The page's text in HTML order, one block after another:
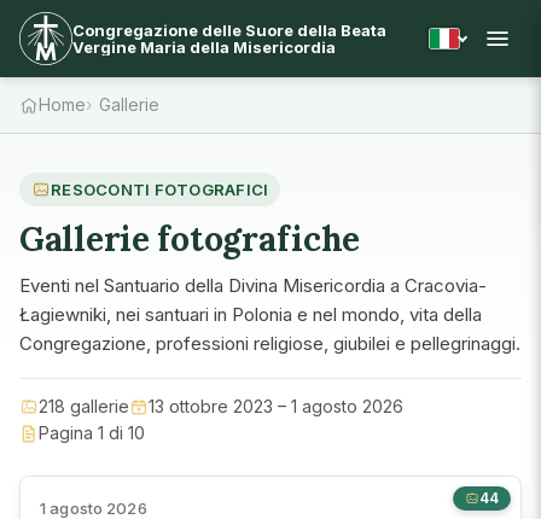
Congregazione delle Suore della Beata
Vergine Maria della Misericordia
Home Gallerie
RESOCONTI FOTOGRAFICI
Gallerie fotografiche
Eventi nel Santuario della Divina Misericordia a Cracovia-
Łagiewniki, nei santuari in Polonia e nel mondo, vita della
Congregazione, professioni religiose, giubilei e pellegrinaggi.
218 gallerie
13 ottobre 2023 – 1 agosto 2026
Pagina 1 di 10
44
1 agosto 2026